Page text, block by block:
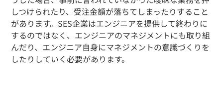
しつけられたり、受注金額が落ちてしまったりすること
があります。SES企業はエンジニアを提供して終わりに
するのではなく、エンジニアのマネジメントにも取り組
んだり、エンジニア自身にマネジメントの意識づくりを
したりしていく必要があります。